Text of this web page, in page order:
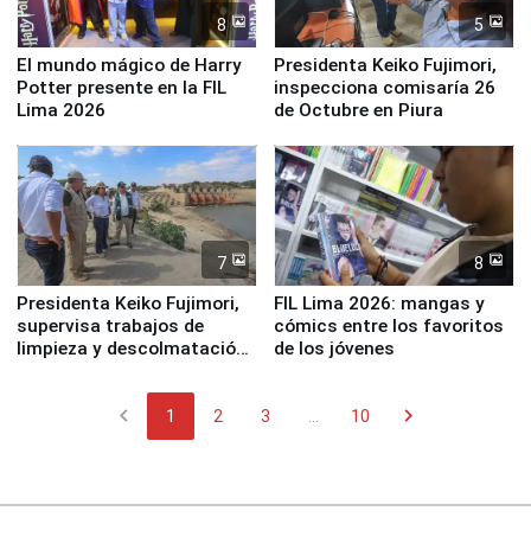
8
El mundo mágico de Harry
Potter presente en la FIL
Lima 2026
5
Presidenta Keiko Fujimori,
inspecciona comisaría 26
de Octubre en Piura
7
Presidenta Keiko Fujimori,
supervisa trabajos de
limpieza y descolmatación
8
FIL Lima 2026: mangas y
cómics entre los favoritos
de los jóvenes
chevron_left 1 2 3 ... 10 chevron_right